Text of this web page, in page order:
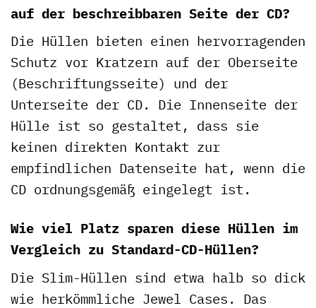
auf der beschreibbaren Seite der CD?
Die Hüllen bieten einen hervorragenden
Schutz vor Kratzern auf der Oberseite
(Beschriftungsseite) und der
Unterseite der CD. Die Innenseite der
Hülle ist so gestaltet, dass sie
keinen direkten Kontakt zur
empfindlichen Datenseite hat, wenn die
CD ordnungsgemäß eingelegt ist.
Wie viel Platz sparen diese Hüllen im
Vergleich zu Standard-CD-Hüllen?
Die Slim-Hüllen sind etwa halb so dick
wie herkömmliche Jewel Cases. Das